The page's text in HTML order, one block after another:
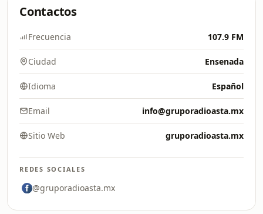
Contactos
Frecuencia 107.9 FM
Ciudad Ensenada
Idioma Español
Email info@gruporadioasta.mx
Sitio Web gruporadioasta.mx
REDES SOCIALES
@gruporadioasta.mx